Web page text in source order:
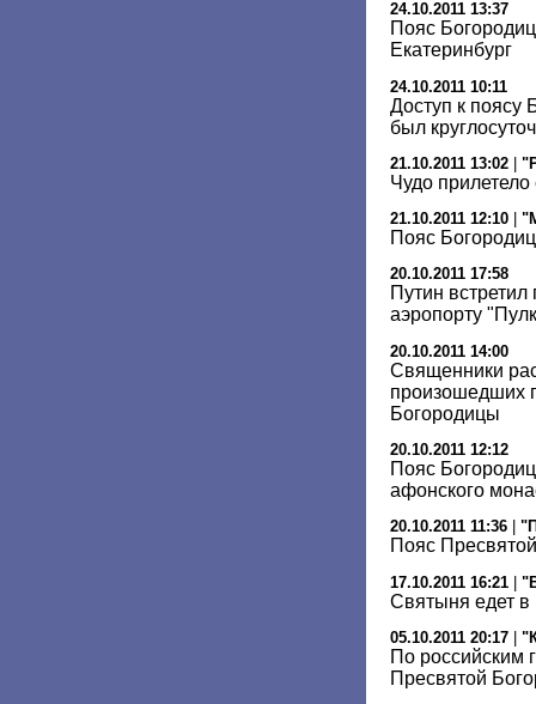
24.10.2011 13:37
Пояс
Екатеринбург
24.10.2011 10:11
Доступ к поясу
был
21.10.2011 13:02
Чудо
21.10.2011 12:10
Пояс
20.10.2011 17:58
Путин
аэропорту
20.10.2011 14:00
Священники
произошедших
Богородицы
20.10.2011 12:12
Пояс
афонского
20.10.2011 11:36
Пояс
17.10.2011 16:21
Святыня едет в
05.10.2011 20:17
По российским
Пресвятой